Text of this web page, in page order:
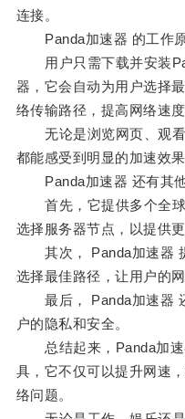
连接。
Panda加速器 的工作原
用户只需下载并安装
器，它会自动为用户选择
络传输路径，提高网络速度
无论是浏览网页、观看
都能感受到明显的加速效果
Panda加速器 还有其他
首先，它提供多个全球
选择服务器节点，以提供
其次， Panda加速器
选择最佳路径，让用户的
最后， Panda加速器
户的隐私和安全。
总结起来，Panda加速
具，它不仅可以提升网速
络问题。